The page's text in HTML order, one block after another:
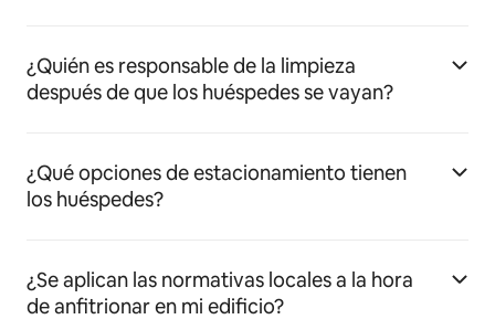
¿Quién es responsable de la limpieza
después de que los huéspedes se vayan?
¿Qué opciones de estacionamiento tienen
los huéspedes?
¿Se aplican las normativas locales a la hora
de anfitrionar en mi edificio?